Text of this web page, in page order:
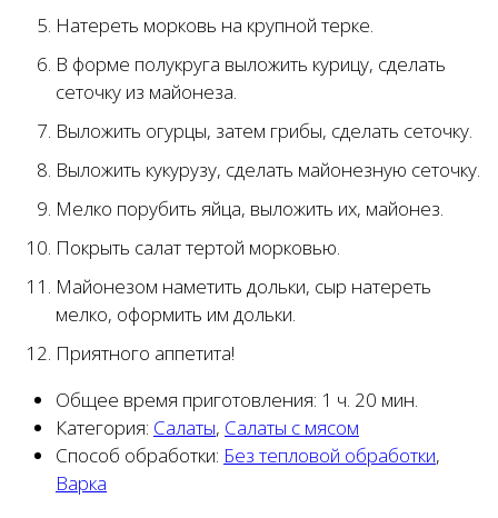
Натереть морковь на крупной терке.
В форме полукруга выложить курицу, сделать
сеточку из майонеза.
Выложить огурцы, затем грибы, сделать сеточку.
Выложить кукурузу, сделать майонезную сеточку.
Мелко порубить яйца, выложить их, майонез.
Покрыть салат тертой морковью.
Майонезом наметить дольки, сыр натереть
мелко, оформить им дольки.
Приятного аппетита!
Общее время приготовления: 1 ч. 20 мин.
Категория: Салаты, Салаты с мясом
Способ обработки: Без тепловой обработки,
Варка